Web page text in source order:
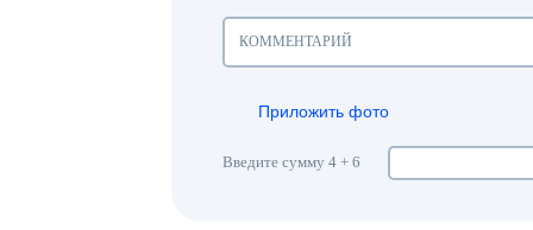
Приложить фото
Введите сумму 4 + 6